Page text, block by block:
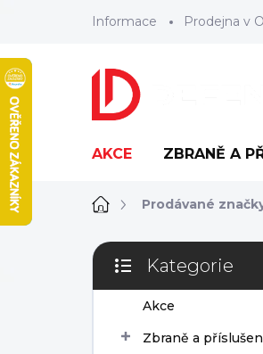
Informace Prodejna v
AKCE ZBRANĚ A
DomůProdávané
P
s
Přeskočit
kategorie
Kategorie
Akce
Zbraně a